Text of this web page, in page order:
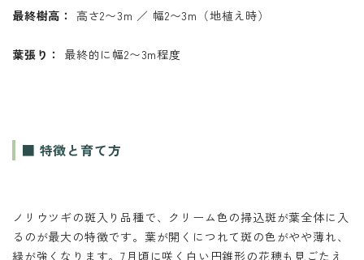
最終樹高： 高さ2〜3m ／ 幅2〜3m（地植え時）
葉張り： 最終的に幅2〜3m程度
■ 特徴と育て方
ノリウツギの斑入り品種で、クリーム色の掃込斑が葉全体に入
るのが最大の特徴です。葉が開くにつれて斑の色がやや薄れ、
緑が強くなります。7月頃に咲く白い円錐形の花穂も見ごたえ